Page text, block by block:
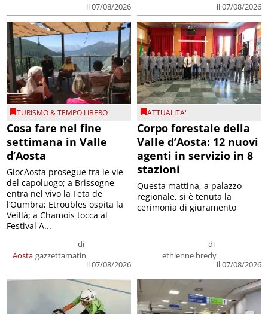
il 07/08/2026 il 07/08/2026
TURISMO & TEMPO LIBERO
Cosa fare nel fine
settimana in Valle
d’Aosta
Aosta
di
gazzettamatin
il 07/08/2026
GiocAosta prosegue tra le vie
del capoluogo; a Brissogne
entra nel vivo la Feta de
l’Oumbra; Etroubles ospita la
Veillà; a Chamois tocca al
Festival A...
ATTUALITA'
Corpo forestale della
Valle d’Aosta: 12 nuovi
agenti in servizio in 8
stazioni
di
ethienne bredy
il 07/08/2026
Questa mattina, a palazzo
regionale, si è tenuta la
cerimonia di giuramento